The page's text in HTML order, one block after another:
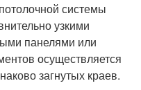
системы
узкими
панелями или
осуществляется
загнутых краев.